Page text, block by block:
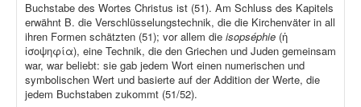
Buchstabe des Wortes Christus ist (51). Am Schluss des Kapitels
erwähnt B. die Verschlüsselungstechnik, die die Kirchenväter in all
ihren Formen schätzten (51); vor allem die isopséphie (ἡ
ἰσοψηφία), eine Technik, die den Griechen und Juden gemeinsam
war, war beliebt: sie gab jedem Wort einen numerischen und
symbolischen Wert und basierte auf der Addition der Werte, die
jedem Buchstaben zukommt (51/52).